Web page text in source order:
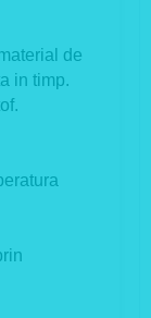
de
in timp.